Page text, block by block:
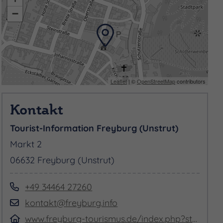
−
Leaflet| ©OpenStreetMapcontributors
Kontakt
Tourist-Information Freyburg (Unstrut)
Markt 2
06632 Freyburg (Unstrut)
+49 34464 27260
kontakt@freyburg.info
www.freyburg-tourismus.de/index.php?startseite